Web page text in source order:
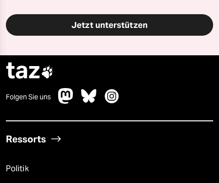
Jetzt unterstützen
taz
Folgen Sie uns
Ressorts
Politik